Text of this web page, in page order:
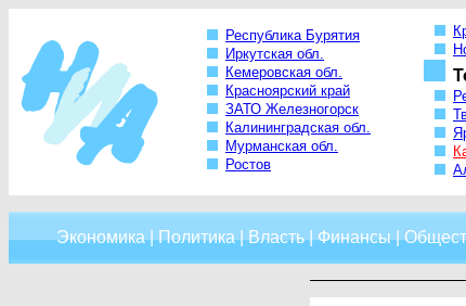
Республика Бурятия
Иркутская обл.
Кемеровская обл.
Красноярский край
ЗАТО Железногорск
Калининградская обл.
Мурманская обл.
Ростов
Экономика|Политика|Власть|Финансы|